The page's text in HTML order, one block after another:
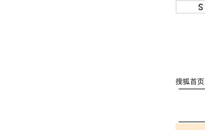
搜狐首页